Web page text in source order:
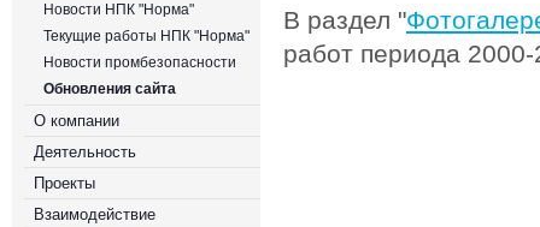
Новости НПК "Норма"
Текущие работы НПК "Норма"
Новости промбезопасности
Обновления сайта
О компании
Деятельность
Проекты
Взаимодействие
В раздел "
работ периода 2000-